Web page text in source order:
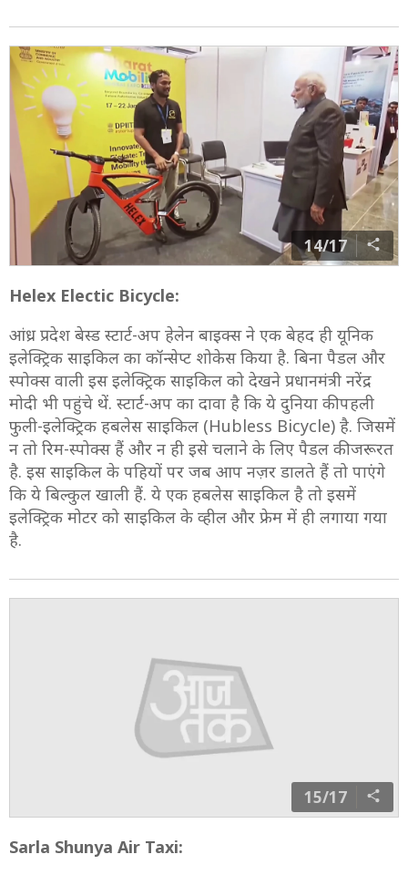
14/17
Helex Electic Bicycle:
आंध्र प्रदेश बेस्ड स्टार्ट-अप हेलेन बाइक्स ने एक बेहद ही यूनिक
इलेक्ट्रिक साइकिल का कॉन्सेप्ट शोकेस किया है. बिना पैडल और
स्पोक्स वाली इस इलेक्ट्रिक साइकिल को देखने प्रधानमंत्री नरेंद्र
मोदी भी पहुंचे थें. स्टार्ट-अप का दावा है कि ये दुनिया की पहली
फुली-इलेक्ट्रिक हबलेस साइकिल (Hubless Bicycle) है. जिसमें
न तो रिम-स्पोक्स हैं और न ही इसे चलाने के लिए पैडल की जरूरत
है. इस साइकिल के पहियों पर जब आप नज़र डालते हैं तो पाएंगे
कि ये बिल्कुल खाली हैं. ये एक हबलेस साइकिल है तो इसमें
इलेक्ट्रिक मोटर को साइकिल के व्हील और फ्रेम में ही लगाया गया
है.
15/17
Sarla Shunya Air Taxi: